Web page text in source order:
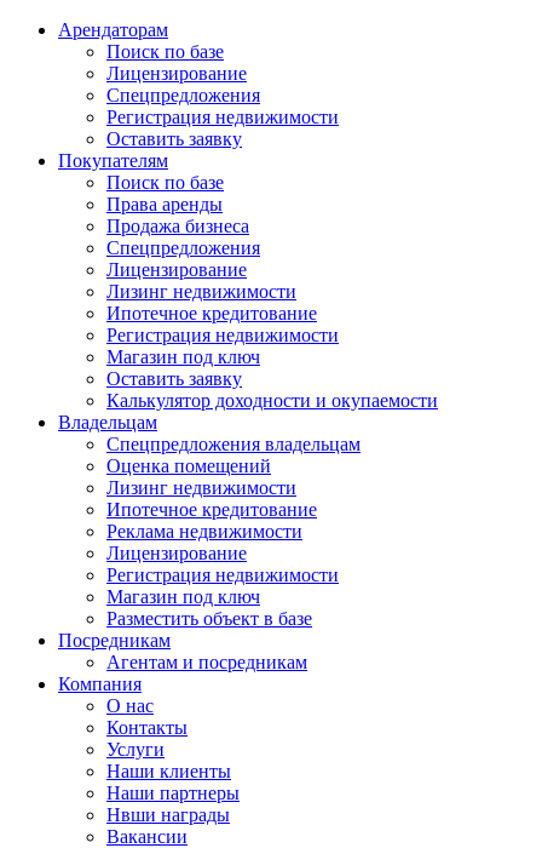
Арендаторам
Поиск по базе
Лицензирование
Спецпредложения
Регистрация недвижимости
Оставить заявку
Покупателям
Поиск по базе
Права аренды
Продажа бизнеса
Спецпредложения
Лицензирование
Лизинг недвижимости
Ипотечное кредитование
Регистрация недвижимости
Магазин под ключ
Оставить заявку
Калькулятор доходности и окупаемости
Владельцам
Спецпредложения владельцам
Оценка помещений
Лизинг недвижимости
Ипотечное кредитование
Реклама недвижимости
Лицензирование
Регистрация недвижимости
Магазин под ключ
Разместить объект в базе
Посредникам
Агентам и посредникам
Компания
О нас
Контакты
Услуги
Наши клиенты
Наши партнеры
Нвши награды
Вакансии